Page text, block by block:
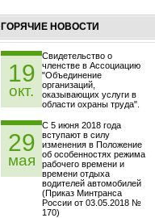
ГОРЯЧИЕ НОВОСТИ
19
окт.
Свидетельство о
членстве в Ассоциацию
"Объединение
организаций,
оказывающих услуги в
области охраны труда".
29
мая
С 5 июня 2018 года
вступают в силу
изменения в Положение
об особенностях режима
рабочего времени и
времени отдыха
водителей автомобилей
(Приказ Минтранса
России от 03.05.2018 №
170)